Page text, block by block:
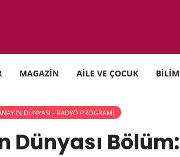
MAGAZİN AİLE VE ÇOCUK BİLİM
DÜNYASI - RADYO PROGRAMI
Dünyası